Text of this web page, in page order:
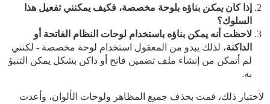
إذا كانيمكن بناؤه بلوحة مخصصة، فكيف يمكنني تفعيل هذا
السلوك؟
لاحظت أنه يمكن بناؤه باستخدام لوحات النظام الفاتحة أو
الداكنة، لذلك يبدو من المعقول استخدام لوحة مخصصة - لكنني
لم أتمكن من إنشاء ملف تضمين فاتح أو داكن بشكل يمكن التنبؤ
به.
لاختبار ذلك، قمت بحذف جميع المظاهر ولوحات الألوان، وأعدت